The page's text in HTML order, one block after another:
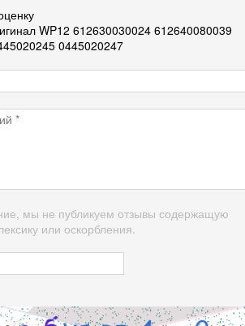
WP12 612630030024 612640080039
0445020247
мы не публикуем отзывы содержащую
или оскорбления.